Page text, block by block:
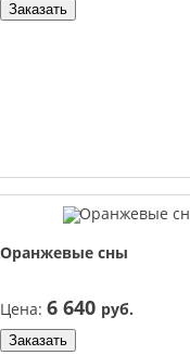
Заказать
Оранжевые сны
Цена: 6 640 руб.
Заказать